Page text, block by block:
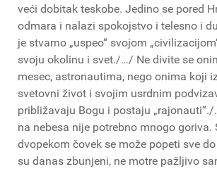
veći dobitak teskobe. Jedino se pored
odmara i nalazi spokojstvo i telesno i
je stvarno „uspeo“ svojom
svoju okolinu i svet./…/ Ne divite se
mesec, astronautima, nego onima koji
svetovni život i svojim usrdnim
približavaju Bogu i postaju
na nebesa nije potrebno mnogo goriva.
dvopekom čovek se može popeti sve
su danas zbunjeni, ne motre pažljivo